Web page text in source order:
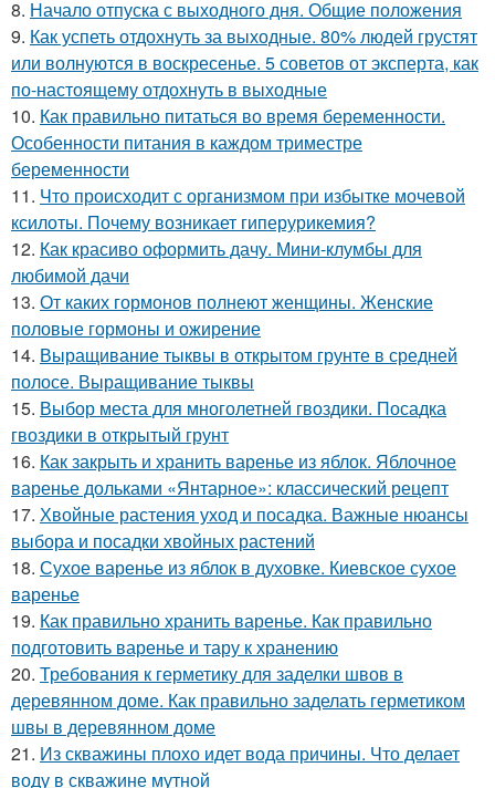
8. Начало отпуска с выходного дня. Общие положения
9. Как успеть отдохнуть за выходные. 80% людей грустят
или волнуются в воскресенье. 5 советов от эксперта, как
по-настоящему отдохнуть в выходные
10. Как правильно питаться во время беременности.
Особенности питания в каждом триместре
беременности
11. Что происходит с организмом при избытке мочевой
ксилоты. Почему возникает гиперурикемия?
12. Как красиво оформить дачу. Мини-клумбы для
любимой дачи
13. От каких гормонов полнеют женщины. Женские
половые гормоны и ожирение
14. Выращивание тыквы в открытом грунте в средней
полосе. Выращивание тыквы
15. Выбор места для многолетней гвоздики. Посадка
гвоздики в открытый грунт
16. Как закрыть и хранить варенье из яблок. Яблочное
варенье дольками «Янтарное»: классический рецепт
17. Хвойные растения уход и посадка. Важные нюансы
выбора и посадки хвойных растений
18. Сухое варенье из яблок в духовке. Киевское сухое
варенье
19. Как правильно хранить варенье. Как правильно
подготовить варенье и тару к хранению
20. Требования к герметику для заделки швов в
деревянном доме. Как правильно заделать герметиком
швы в деревянном доме
21. Из скважины плохо идет вода причины. Что делает
воду в скважине мутной